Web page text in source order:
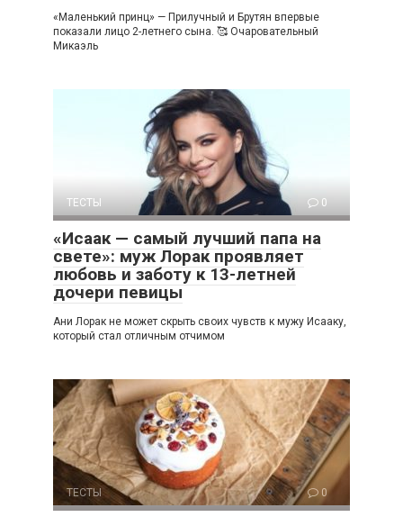
«Маленький принц» — Прилучный и Брутян впервые
показали лицо 2-летнего сына. 🥰 Очаровательный
Микаэль
ТЕСТЫ 0
«Исаак — самый лучший папа на
свете»: муж Лорак проявляет
любовь и заботу к 13-летней
дочери певицы
Ани Лорак не может скрыть своих чувств к мужу Исааку,
который стал отличным отчимом
ТЕСТЫ 0